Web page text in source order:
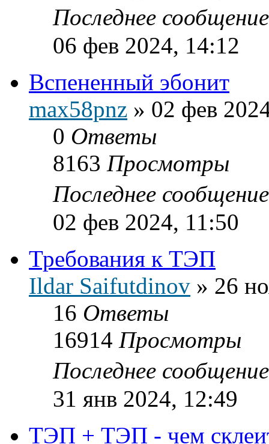
Последнее
06 фев 2024, 14:12
Вспененный эбонит
max58pnz » 02 фев
0 Ответы
8163 Просмотры
Последнее
02 фев 2024, 11:50
Требования к ТЭП
Ildar Saifutdinov » 26
16 Ответы
16914 Просмотры
Последнее
31 янв 2024, 12:49
ТЭП + ТЭП - чем